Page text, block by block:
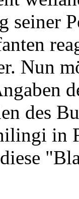
seiner
Nun
des
in